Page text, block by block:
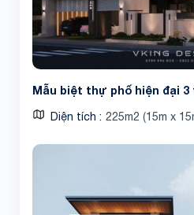
Mẫu biệt thự phố hiện đại 3
Diện tích 225m2 (15m x